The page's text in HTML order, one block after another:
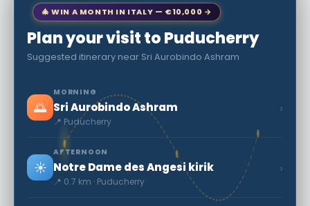
🎄 WIN A MONTH IN ITALY — €10,000 →
Plan your visit to Puducherry
Suggested itinerary near Sri Aurobindo Ashram
🌅
MORNING
Sri Aurobindo Ashram
📍 Puducherry
›
☀️
AFTERNOON
Notre Dame des Angesi kirik
📍 0.7 km · Puducherry
›